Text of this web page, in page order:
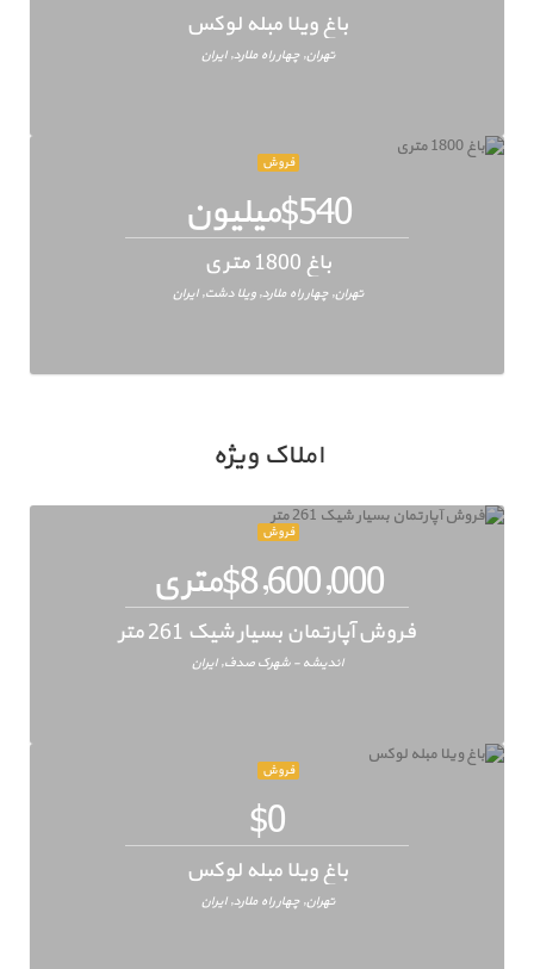
باغ ویلا مبله لوکس
تهران, چهار راه ملارد, ایران
$540میلیون
فروش
باغ 1800 متری
تهران, چهار راه ملارد, ویلا دشت, ایران
املاک ویژه
$8,600,000متری
فروش
فروش آپارتمان بسیار شیک 261 متر
اندیشه - شهرک صدف, ایران
$0
فروش
باغ ویلا مبله لوکس
تهران, چهار راه ملارد, ایران